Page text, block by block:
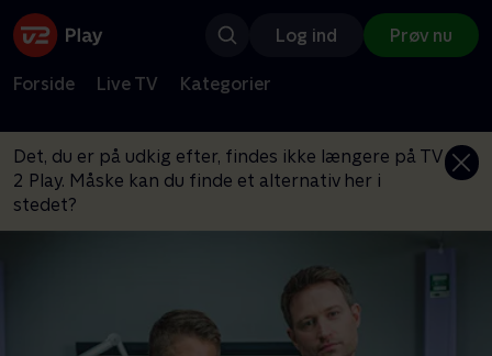
Log ind Prøv nu
Forside Live TV Kategorier
Det, du er på udkig efter, findes ikke længere på TV
2 Play. Måske kan du finde et alternativ her i
stedet?